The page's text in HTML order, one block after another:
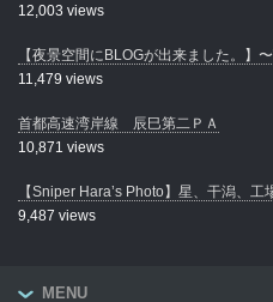
12,003 views
【夜景空間にBLOGが出来ました。】
11,479 views
首都高速湾岸線 辰巳第二ＰＡ
10,871 views
【Sniper Hara’s Photo】星、干潟、工
9,487 views
MENU